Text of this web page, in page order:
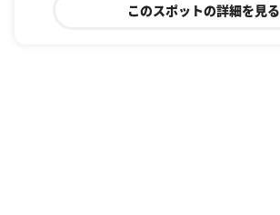
このスポットの詳細を見る